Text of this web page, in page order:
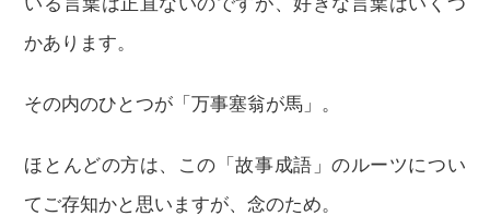
かあります。
その内のひとつが「万事塞翁が馬」。
ほとんどの方は、この「故事成語」のルーツについ
てご存知かと思いますが、念のため。